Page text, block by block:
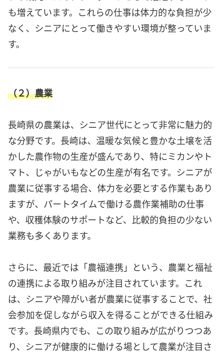
も増えています。これらの仕事は体力的な負担が少
なく、シニアにとって働きやすい環境が整っていま
す。
（２）農業
長崎県の農業は、シニア世代にとって非常に魅力的
な分野です。長崎は、温暖な気候と豊かな土壌を活
かした農作物の生産が盛んであり、特にミカンやト
マト、じゃがいもなどの生産が有名です。シニアが
農業に従事する場合、体力を必要とする作業もあり
ますが、パートタイムで働ける農作業補助の仕事
や、収穫体験のサポートなど、比較的負担の少ない
業務も多くあります。
さらに、最近では「農福連携」という、農業と福祉
の連携による取り組みが注目されています。これ
は、シニアや障がい者が農業に従事することで、社
会参加を促しながら収入を得ることができる仕組み
です。長崎県内でも、この取り組みが広がりつつあ
り、シニアが健康的に働ける場として農業が注目さ